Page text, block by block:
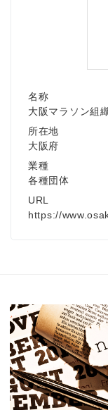
名称
大阪マラソン組
所在地
大阪府
業種
各種団体
URL
https://